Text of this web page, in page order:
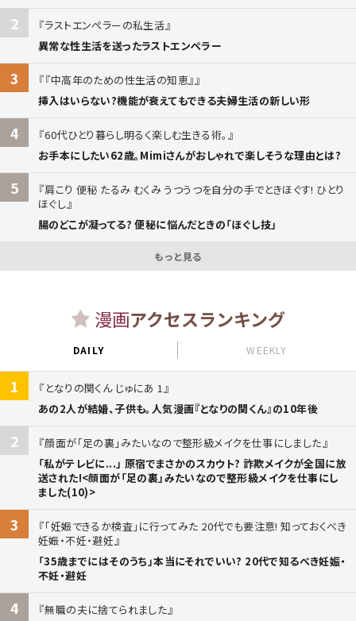
2
ラストエンペラーの私生活
異常な性生活を送ったラストエンペラー
3
『中高年のための性生活の知恵』
挿入はいらない?機能が衰えてもできる夫婦生活の新しい形
4
60代ひとり暮らし明るく楽しむ生きる術。
お手本にしたい62歳。Mimiさんがおしゃれで楽しそうな理由とは?
5
肩こり 便秘 たるみ むくみ うつうつを自分の手でときほぐす! ひとり
ほぐし
腸のどこが凝ってる? 便秘に悩んだときの「ほぐし技」
もっと見る
漫画アクセスランキング
DAILY WEEKLY
1
となりの関くん じゅにあ 1
あの2人が結婚、子供も。人気漫画『となりの関くん』の10年後
2
顔面が「足の裏」みたいなので整形級メイクを仕事にしました
「私がテレビに...」 原宿でまさかのスカウト? 詐欺メイクが全国に放
送された!<顔面が「足の裏」みたいなので整形級メイクを仕事にし
ました(10)>
3
「妊娠できるか検査」に行ってみた 20代でも要注意! 知っておくべき
妊娠・不妊・避妊
「35歳までにはそのうち」本当にそれでいい? 20代で知るべき妊娠・
不妊・避妊
4
無職の夫に捨てられました